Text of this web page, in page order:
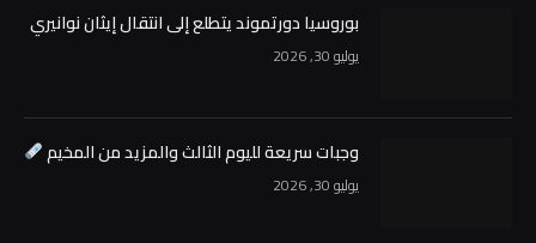
بوروسيا دورتموند يتطلع إلى انتقال إيثان نوانيري
يوليو 30, 2026
وجبات سريعة لليوم الثالث والمزيد من المخيم
يوليو 30, 2026